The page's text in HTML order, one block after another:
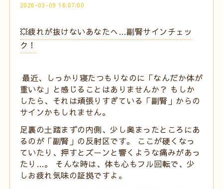
2026-03-09 16:07:00
💥疲れが抜けないあなたへ…副腎サインチェッ
ク！
最近、しっかり寝たつもりなのに「なんだか体が
重いな」と感じることはありませんか？ もしか
したら、それは頑張りすぎている「副腎」からの
サインかもしれません。
足裏の土踏まずの内側、少し奥まったところにあ
るのが「副腎」の反射区です。 ここが硬くなっ
ていたり、押すとズーンと響くような痛みがあっ
たり…。 そんな時は、体も心もフル回転で、少
しお疲れ気味の証拠ですよ。